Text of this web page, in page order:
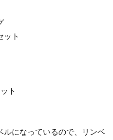
ット
ト
ルになっているので、リンベ